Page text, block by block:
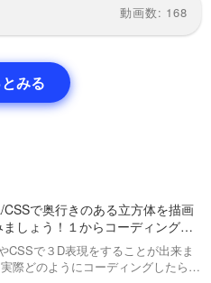
的におしゃれな影を
も対応しています。
メント欄からお願い
動画数: 168
みる
CSSで奥行きのある立方体を描画
ましょう！１からコーディングす
ートリアルを公開
CSSで３D表現をすることが出来ま
際どのようにコーディングしたら良